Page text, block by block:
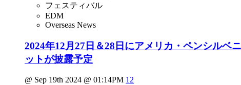
フェスティバル
EDM
Overseas News
2024年12月27日＆28日にアメリカ・ペンシルベ
ットが披露予定
@ Sep 19th 2024 @ 01:14PM 12